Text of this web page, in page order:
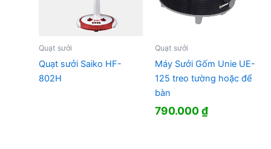
Quạt sưởi
Quạt sưởi Saiko HF-
802H
Quạt sưởi
Máy Sưởi Gốm Unie UE-
125 treo tường hoặc để
bàn
790.000₫